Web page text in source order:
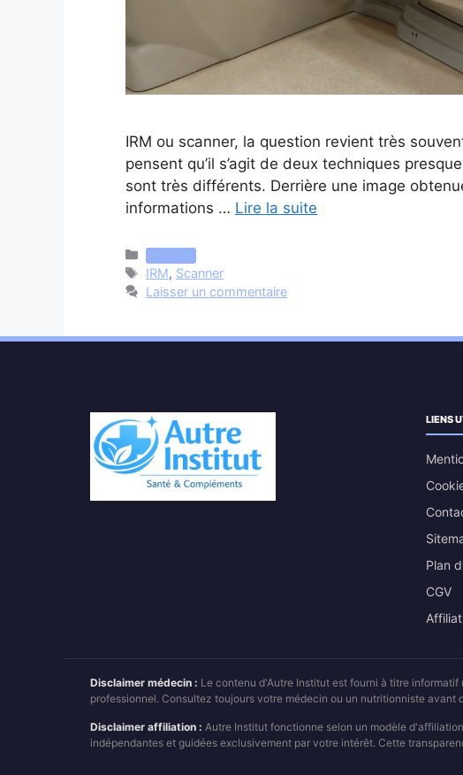
IRM ou scanner, la question revient très
pensent qu’il s’agit de deux techniques
sont très différents. Derrière une image
informations … Lire la suite
Catégories
Étiquettes
IRM, Scanner
Laisser un commentaire
LIENS
Plan
CGV
Disclaimer médecin : Le contenu d'Autre Institut est fourni à titre
professionnel. Consultez toujours votre médecin ou un nutritionniste
Disclaimer affiliation : Autre Institut fonctionne selon un modèle
indépendantes et guidées exclusivement par votre intérêt. Cette